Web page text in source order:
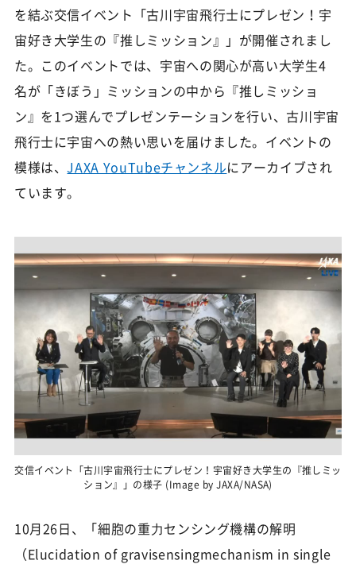
を結ぶ交信イベント「古川宇宙飛行士にプレゼン！宇
宙好き大学生の『推しミッション』」が開催されまし
た。このイベントでは、宇宙への関心が高い大学生4
名が「きぼう」ミッションの中から『推しミッショ
ン』を1つ選んでプレゼンテーションを行い、古川宇宙
飛行士に宇宙への熱い思いを届けました。イベントの
模様は、JAXA YouTubeチャンネルにアーカイブされ
ています。
交信イベント「古川宇宙飛行士にプレゼン！宇宙好き大学生の『推しミッ
ション』」の様子 (Image by JAXA/NASA)
10月26日、「細胞の重⼒センシング機構の解明
（Elucidation of gravisensingmechanism in single